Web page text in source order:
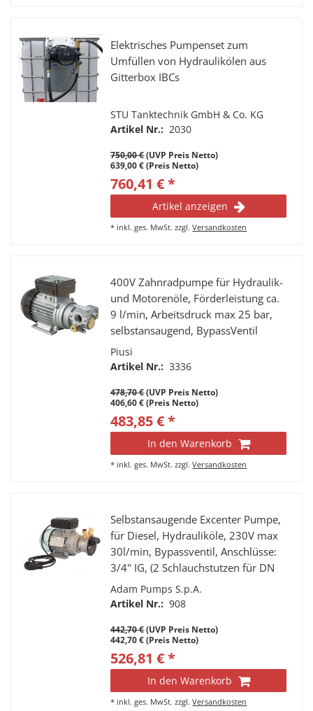
Elektrisches Pumpenset zum
Umfüllen von Hydraulikölen aus
Gitterbox IBCs
STU Tanktechnik GmbH & Co. KG
Artikel Nr.: 2030
750,00 €(UVP Preis Netto)
639,00 € (Preis Netto)
760,41 € *
Artikel anzeigen
* inkl. ges. MwSt. zzgl.Versandkosten
400V Zahnradpumpe für Hydraulik-
und Motorenöle, Förderleistung ca.
9 l/min, Arbeitsdruck max 25 bar,
selbstansaugend, BypassVentil
Piusi
Artikel Nr.: 3336
478,70 €(UVP Preis Netto)
406,60 € (Preis Netto)
483,85 € *
In den Warenkorb
* inkl. ges. MwSt. zzgl.Versandkosten
Selbstansaugende Excenter Pumpe,
für Diesel, Hydrauliköle, 230V max
30l/min, Bypassventil, Anschlüsse:
3/4" IG, (2 Schlauchstutzen für DN
25 Schlauch im Lieferumfang) 2m
Netzkabel, Ein/Aus Schalter
Adam Pumps S.p.A.
Artikel Nr.: 908
442,70 €(UVP Preis Netto)
442,70 € (Preis Netto)
526,81 € *
In den Warenkorb
* inkl. ges. MwSt. zzgl.Versandkosten